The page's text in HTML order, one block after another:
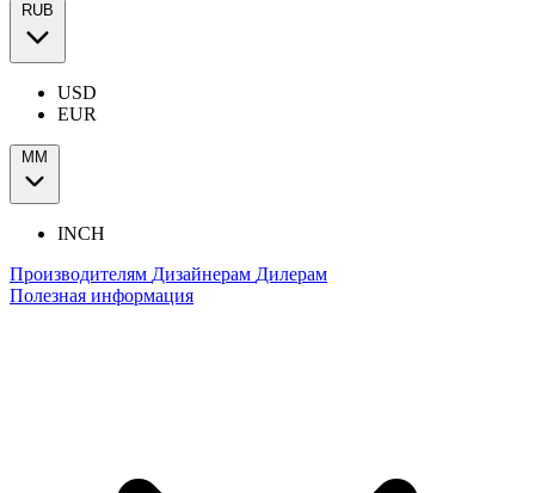
RUB
USD
EUR
ММ
INCH
Производителям Дизайнерам Дилерам
Полезная информация